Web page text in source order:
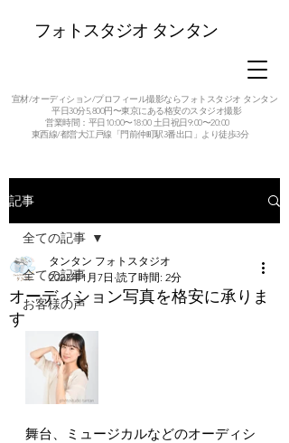
フォトスタジオ タンタン
宣材/オーディション/プロフィール撮影ならフォトスタジオ タンタン
平日30分5,800円〜東京にある格安のスタジオ撮影
営業時間：平日10:00〜18:00 土日祝日9:00〜20:00
東西線/都営大江戸線「門前仲町駅3番出口」より徒歩3分
記事
全ての記事
お客様の声
全ての記事
オーディション写真を格安に承りま
す
タンタン フォトスタジオ
2023年1月7日 読了時間: 2分
舞台、ミュージカルなどのオーディシ